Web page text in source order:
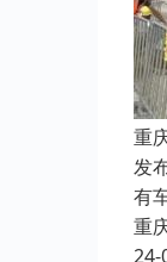
重
发
有
重
24-